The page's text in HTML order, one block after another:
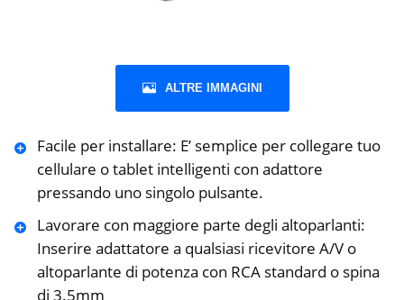
ALTRE IMMAGINI
Facile per installare: E’ semplice per collegare tuo
cellulare o tablet intelligenti con adattore
pressando uno singolo pulsante.
Lavorare con maggiore parte degli altoparlanti:
Inserire adattatore a qualsiasi ricevitore A/V o
altoparlante di potenza con RCA standard o spina
di 3.5mm